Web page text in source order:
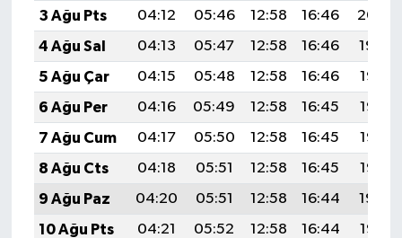
3 Ağu Pts
04:12 05:46 12:58 16:46
20:00
4 Ağu Sal
04:13 05:47 12:58 16:46
19:59
5 Ağu Çar
04:15 05:48 12:58 16:46
19:58
6 Ağu Per
04:16 05:49 12:58 16:45
19:57
7 Ağu Cum
04:17 05:50 12:58 16:45
19:56
8 Ağu Cts
04:18 05:51 12:58 16:45
19:55
9 Ağu Paz
04:20 05:51 12:58 16:44
19:54
10 Ağu Pts
04:21 05:52 12:58 16:44
19:53
MİZAH
TARİH
Genel
Politika
YEREL